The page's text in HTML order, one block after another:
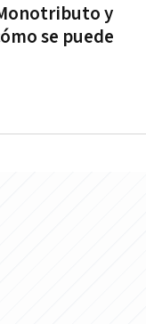
y
se puede